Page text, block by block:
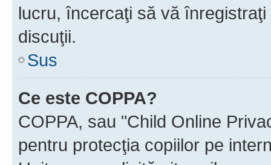
lucru, încercaţi să vă
discuţii.
Sus
Ce este COPPA?
COPPA, sau "Child Online
pentru protecţia copiilor pe